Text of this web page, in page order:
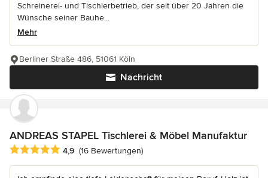
Schreinerei- und Tischlerbetrieb, der seit über 20 Jahren die
Wünsche seiner Bauhe...
Mehr
Nachricht
Berliner Straße 486, 51061 Köln
ANDREAS STAPEL Tischlerei & Möbel Manufaktur
Durchschnittliche Bewertung: 4.9 von 5 Sternen
4,9 (16 Bewertungen)